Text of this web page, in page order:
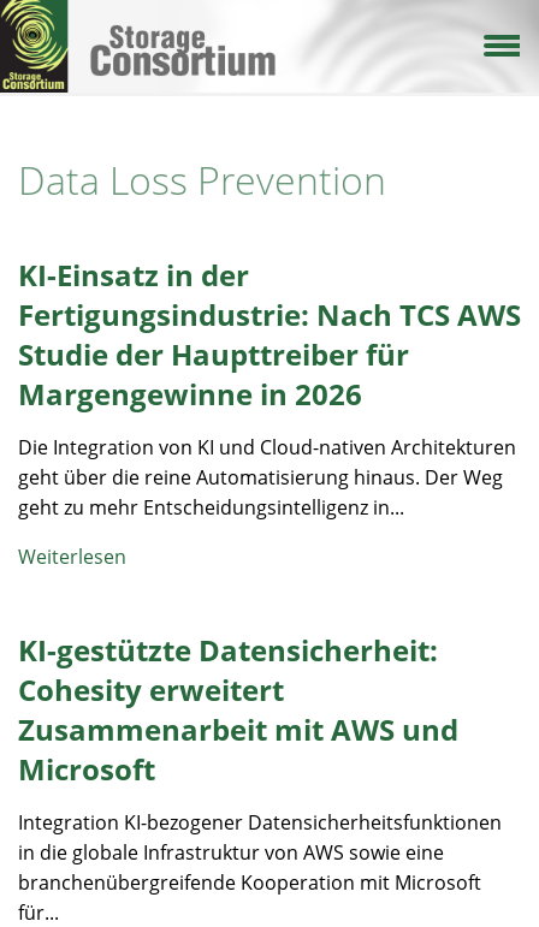
Direkt
zum
Inhalt
Data Loss Prevention
KI-Einsatz in der
Fertigungsindustrie: Nach TCS AWS
Studie der Haupttreiber für
Margengewinne in 2026
Die Integration von KI und Cloud-nativen Architekturen
geht über die reine Automatisierung hinaus. Der Weg
geht zu mehr Entscheidungsintelligenz in...
Weiterlesen
KI-gestützte Datensicherheit:
Cohesity erweitert
Zusammenarbeit mit AWS und
Microsoft
Integration KI-bezogener Datensicherheitsfunktionen
in die globale Infrastruktur von AWS sowie eine
branchenübergreifende Kooperation mit Microsoft
für...